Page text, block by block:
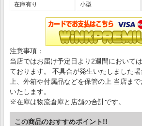
在庫有り
小型
注意事項：
当店ではお届け予定日より2週間において
ております。 不具合が発生いたしました
上、外箱や付属品などを保管の上 当店ま
いたします。
※在庫は物流倉庫と店舗の合計です。
この商品のおすすめポイント!!